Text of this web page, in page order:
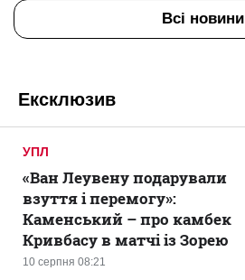
Всі новини
Ексклюзив
УПЛ
10 серпня 08:21
«Ван Леувену подарували
взуття і перемогу»:
Каменський – про камбек
Кривбасу в матчі із Зорею